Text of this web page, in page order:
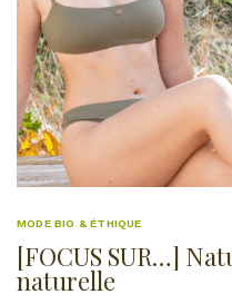
MODE BIO & ÉTHIQUE
[FOCUS SUR…]
naturelle